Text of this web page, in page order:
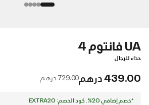
UA فانتوم 4
حذاء للرجال
439.00 درهم Price reduced from
729.00 درهم to
*خصم إضافي 20%. كود الخصم: EXTRA20